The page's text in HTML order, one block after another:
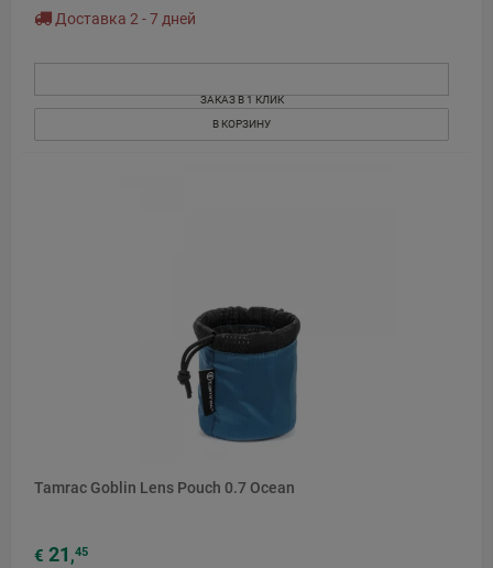
Доставка 2 - 7 дней
ЗАКАЗ В 1 КЛИК
В КОРЗИНУ
Tamrac Goblin Lens Pouch 0.7 Ocean
€ 21 ,45